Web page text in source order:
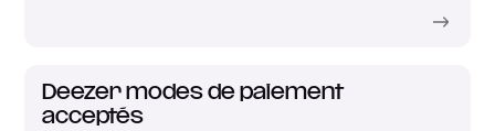
Deezer modes de paiement
acceptés